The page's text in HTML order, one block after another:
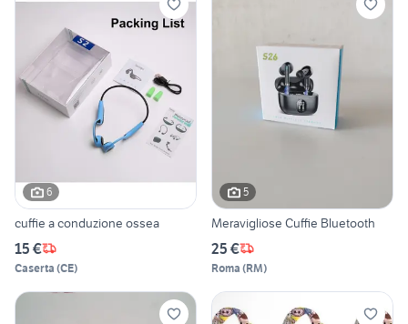
6
cuffie a conduzione ossea
15 €
Caserta (CE)
5
Meravigliose Cuffie Bluetooth
25 €
Roma (RM)